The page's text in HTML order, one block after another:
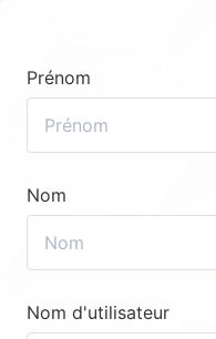
Prénom
Nom
Nom d'utilisateur